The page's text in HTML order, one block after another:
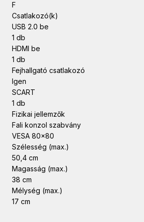
F
Csatlakozó(k)
USB 2.0 be
1 db
HDMI be
1 db
Fejhallgató csatlakozó
Igen
SCART
1 db
Fizikai jellemzők
Fali konzol szabvány
VESA 80×80
Szélesség (max.)
50,4 cm
Magasság (max.)
38 cm
Mélység (max.)
17 cm